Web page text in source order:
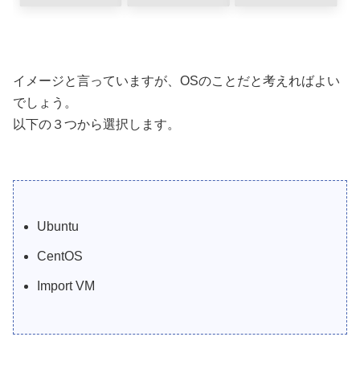
イメージと言っていますが、OSのことだと考えればよい
でしょう。
以下の３つから選択します。
Ubuntu
CentOS
Import VM